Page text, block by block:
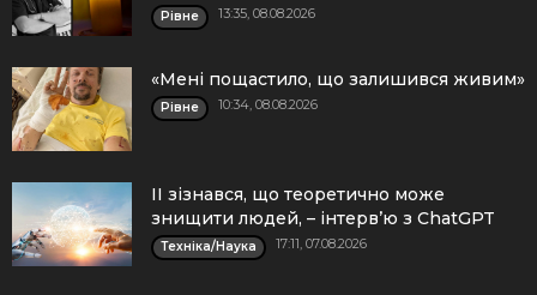
Рівне 13:35, 08.08.2026
«Мені пощастило, що залишився живим»
Рівне 10:34, 08.08.2026
ІІ зізнався, що теоретично може
знищити людей, – інтерв’ю з ChatGPT
Техніка/Наука 17:11, 07.08.2026